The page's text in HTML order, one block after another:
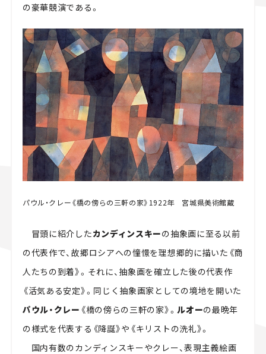
の豪華競演である。
パウル・クレー《橋の傍らの三軒の家》1922年 宮城県美術館蔵
冒頭に紹介したカンディンスキーの抽象画に至る以前
の代表作で、故郷ロシアへの憧憬を理想郷的に描いた《商
人たちの到着》。それに、抽象画を確立した後の代表作
《活気ある安定》。同じく抽象画家としての境地を開いた
パウル・クレー 《橋の傍らの三軒の家》。 ルオーの最晩年
の様式を代表する《降誕》や《キリストの洗礼》。
国内有数のカンディンスキーやクレー、表現主義絵画